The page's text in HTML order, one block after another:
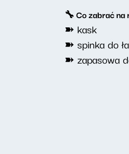
🔧 Co zabrać na
➽ kask
➽ spinka do
➽ zapasowa